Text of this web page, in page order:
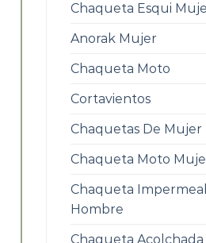
Chaqueta Esqui
Anorak Mujer
Chaqueta Moto
Cortavientos
Chaquetas De Mujer
Chaqueta Moto
Chaqueta
Hombre
Chaqueta Acolchada